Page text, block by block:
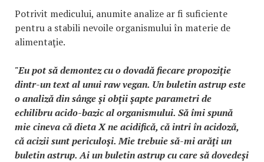
Potrivit medicului, anumite analize ar fi suficiente
pentru a stabili nevoile organismului în materie de
alimentaţie.
"Eu pot să demontez cu o dovadă fiecare propoziţie
dintr-un text al unui raw vegan. Un buletin astrup este
o analiză din sânge şi obţii şapte parametri de
echilibru acido-bazic al organismului. Să îmi spună
mie cineva că dieta X ne acidifică, că intri în acidoză,
că acizii sunt periculoşi. Mie trebuie să-mi arăţi un
buletin astrup. Ai un buletin astrup cu care să dovedeşi